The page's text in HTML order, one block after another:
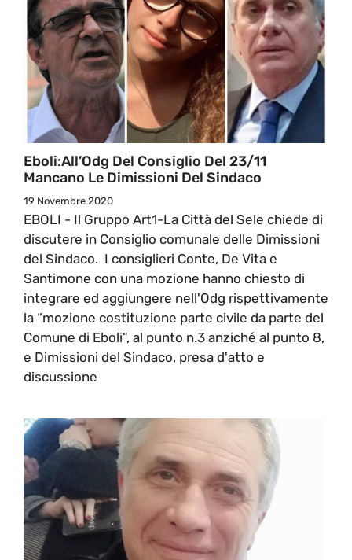
Eboli:All’Odg Del Consiglio Del 23/11
Mancano Le Dimissioni Del Sindaco
19 Novembre 2020
EBOLI - Il Gruppo Art1-La Città del Sele chiede di
discutere in Consiglio comunale delle Dimissioni
del Sindaco. I consiglieri Conte, De Vita e
Santimone con una mozione hanno chiesto di
integrare ed aggiungere nell'Odg rispettivamente
la “mozione costituzione parte civile da parte del
Comune di Eboli”, al punto n.3 anziché al punto 8,
e Dimissioni del Sindaco, presa d'atto e
discussione